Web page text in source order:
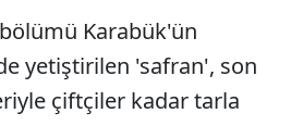
Karabük'ün
yetiştirilen 'safran', son
çiftçiler kadar tarla